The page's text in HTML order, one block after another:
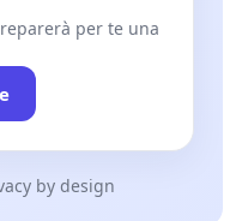
per te una
by design